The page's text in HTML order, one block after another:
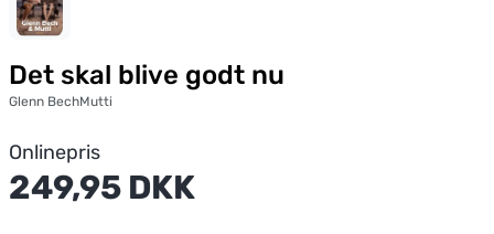
Det skal blive godt nu
Glenn BechMutti
Onlinepris
249,95 DKK